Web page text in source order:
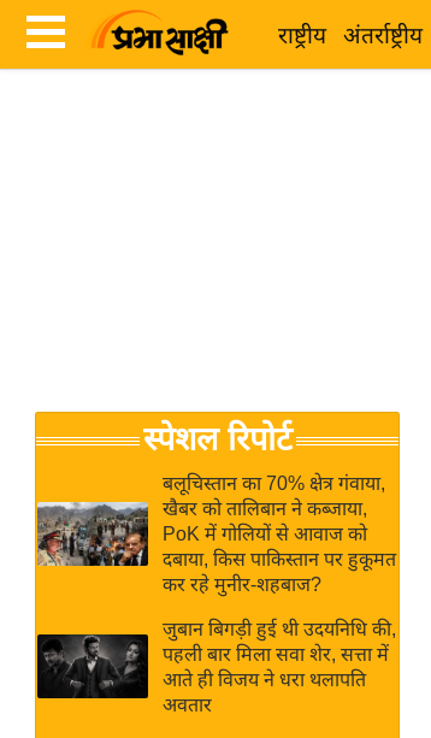
राष्ट्रीय अंतर्राष्ट्रीय
Breaking
News in
Hindi
Hindi
Videos
जगत
राय
बजट
IPL
2026
स्पेशल रिपोर्ट
बलूचिस्तान का 70% क्षेत्र गंवाया,
खैबर को तालिबान ने कब्जाया,
PoK में गोलियों से आवाज को
दबाया, किस पाकिस्तान पर हुकूमत
कर रहे मुनीर-शहबाज?
जुबान बिगड़ी हुई थी उदयनिधि की,
पहली बार मिला सवा शेर, सत्ता में
आते ही विजय ने धरा थलापति
अवतार